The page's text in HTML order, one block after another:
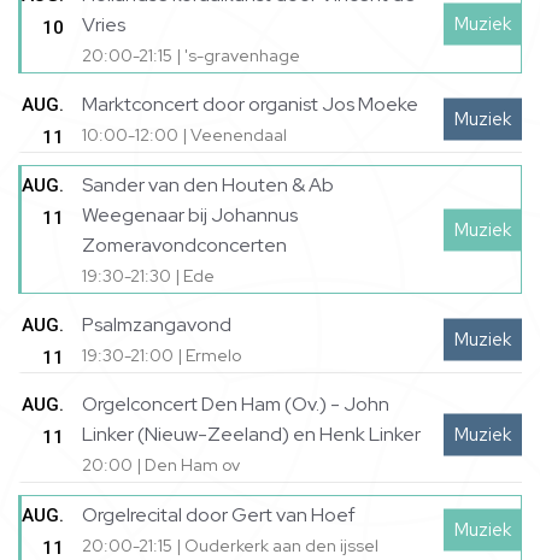
Muziek
10
Vries
20:00-21:15 | 's-gravenhage
Muziek
AUG.
11
Marktconcert door organist Jos Moeke
10:00-12:00 | Veenendaal
Muziek
AUG.
11
Sander van den Houten & Ab
Weegenaar bij Johannus
Zomeravondconcerten
19:30-21:30 | Ede
Muziek
AUG.
11
Psalmzangavond
19:30-21:00 | Ermelo
Muziek
AUG.
11
Orgelconcert Den Ham (Ov.) - John
Linker (Nieuw-Zeeland) en Henk Linker
20:00 | Den Ham ov
Muziek
AUG.
11
Orgelrecital door Gert van Hoef
20:00-21:15 | Ouderkerk aan den ijssel